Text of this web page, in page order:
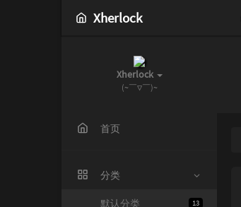
Xherlock
Xherlock
(~￣▽￣)~
首页
分类
13
默认分类